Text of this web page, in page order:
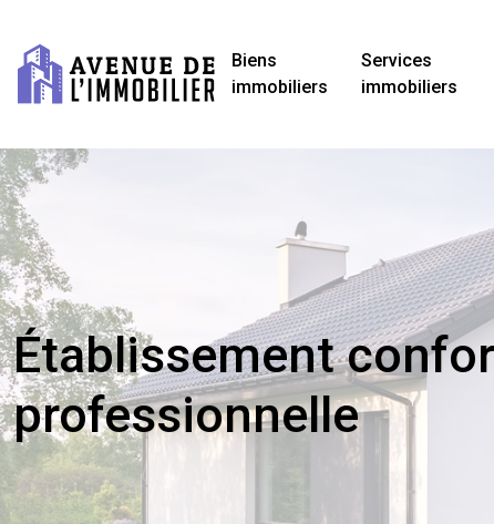
Biens
immobiliers
Services
immobiliers
Établissement
professionnelle